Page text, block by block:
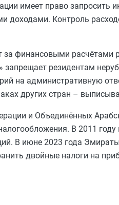
имеет право запросить
доходами. Контроль
за финансовыми
запрещает резидентам
на административную
других стран –
и Объединённых
В 2011
В июне 2023 года
двойные налоги на